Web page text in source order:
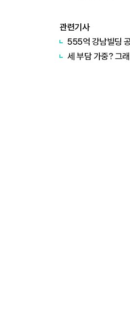
관련기사
555억 강남빌딩
세 부담 가중? 그